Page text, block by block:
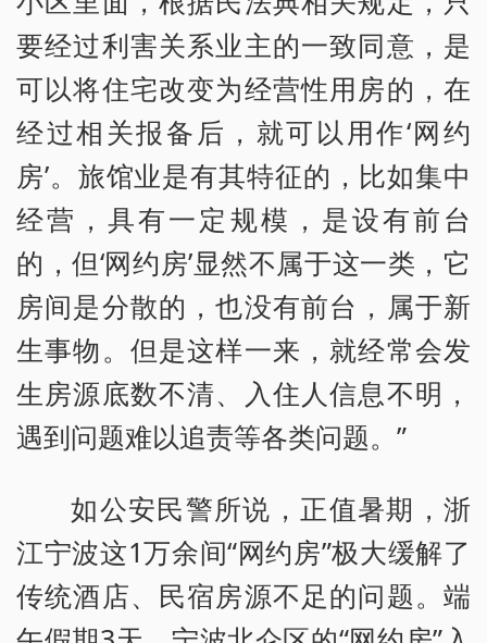
要经过利害关系业主的一致同意，是
可以将住宅改变为经营性用房的，在
经过相关报备后，就可以用作‘网约
房’。旅馆业是有其特征的，比如集中
经营，具有一定规模，是设有前台
的，但‘网约房’显然不属于这一类，它
房间是分散的，也没有前台，属于新
生事物。但是这样一来，就经常会发
生房源底数不清、入住人信息不明，
遇到问题难以追责等各类问题。”
如公安民警所说，正值暑期，浙
江宁波这1万余间“网约房”极大缓解了
传统酒店、民宿房源不足的问题。端